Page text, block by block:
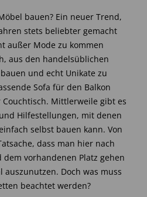
bauen? Ein neuer Trend,
stets beliebter gemacht
außer Mode zu kommen
aus den handelsüblichen
und echt Unikate zu
Sofa für den Balkon
Mittlerweile gibt es
Hilfestellungen, mit denen
selbst bauen kann. Von
dass man hier nach
vorhandenen Platz gehen
Doch was muss
beachtet werden?